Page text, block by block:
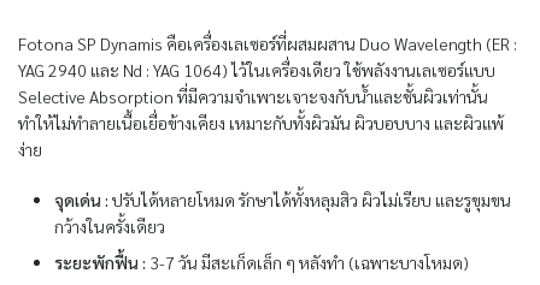
Fotona SP Dynamis คือเครื่องเลเซอร์ที่ผสมผสาน Duo Wavelength (ER :
YAG 2940 และ Nd : YAG 1064) ไว้ในเครื่องเดียว ใช้พลังงานเลเซอร์แบบ
Selective Absorption ที่มีความจำเพาะเจาะจงกับน้ำและชั้นผิวเท่านั้น
ทำให้ไม่ทำลายเนื้อเยื่อข้างเคียง เหมาะกับทั้งผิวมัน ผิวบอบบาง และผิวแพ้
ง่าย
จุดเด่น : ปรับได้หลายโหมด รักษาได้ทั้งหลุมสิว ผิวไม่เรียบ และรูขุมขน
กว้างในครั้งเดียว
ระยะพักฟื้น : 3-7 วัน มีสะเก็ดเล็ก ๆ หลังทำ (เฉพาะบางโหมด)